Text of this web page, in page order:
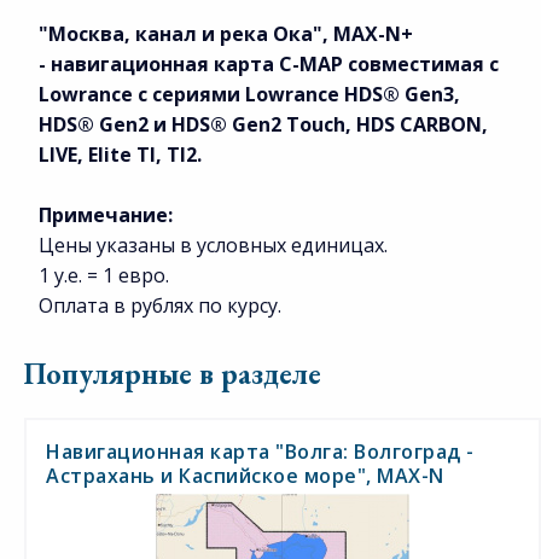
"Москва, канал и река Ока", MAX-N+
- навигационная карта C-MAP совместимая с
Lowrance с сериями Lowrance HDS® Gen3,
HDS® Gen2 и HDS® Gen2 Touch, HDS CARBON,
LIVE, Elite TI, TI2.
Примечание:
Цены указаны в условных единицах.
1 у.е. = 1 евро.
Оплата в рублях по курсу.
Популярные в разделе
Навигационная карта "Волга: Волгоград -
Астрахань и Каспийское море", MAX-N